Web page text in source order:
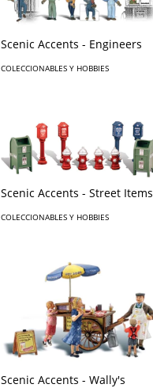
Scenic Accents - Engineers
COLECCIONABLES Y HOBBIES
Scenic Accents - Street Items
COLECCIONABLES Y HOBBIES
Scenic Accents - Wally's